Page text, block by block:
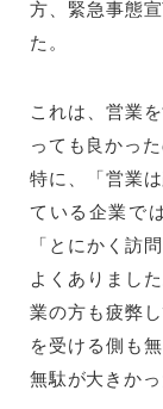
方、緊急事態
た。
これは、営業
っても良かっ
特に、「営業
ている企業で
「とにかく訪
よくありまし
業の方も疲弊
を受ける側も
無駄が大きか